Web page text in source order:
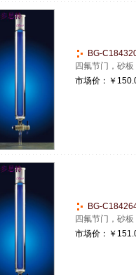
BG-
四氟节门，砂
市场价： ￥
BG-
四氟节门，砂
市场价： ￥